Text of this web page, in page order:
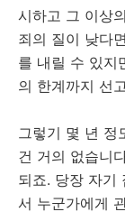
시하고 그 이상
죄의 질이 낮다
를 내릴 수 있지
의 한계까지 선
그렇기 몇 년 정
건 거의 없습니
되죠. 당장 자기
서 누군가에게